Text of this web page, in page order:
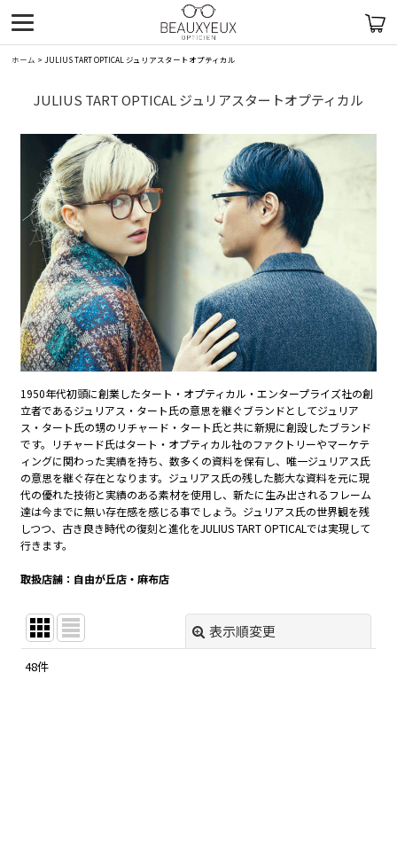
ホーム > JULIUS TART OPTICAL ジュリアスタートオプティカル
JULIUS TART OPTICAL ジュリアスタートオプティカル
1950年代初頭に創業したタート・オプティカル・エンタープライズ社の創
立者であるジュリアス・タート氏の意思を継ぐブランドとしてジュリア
ス・タート氏の甥のリチャード・タート氏と共に新規に創設したブランド
です。リチャード氏はタート・オプティカル社のファクトリーやマーケテ
ィングに関わった実績を持ち、数多くの資料を保有し、唯一ジュリアス氏
の意思を継ぐ存在となります。ジュリアス氏の残した膨大な資料を元に現
代の優れた技術と実績のある素材を使用し、新たに生み出されるフレーム
達は今までに無い存在感を感じる事でしょう。ジュリアス氏の世界観を残
しつつ、古き良き時代の復刻と進化をJULIUS TART OPTICALでは実現して
行きます。
取扱店舗：自由が丘店・麻布店
表示順変更
48件